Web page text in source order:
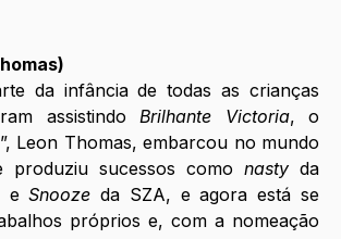
da infância de todas as crianças
assistindo Brilhante Victoria, o
Leon Thomas, embarcou no mundo
produziu sucessos como nasty da
e Snooze da SZA, e agora está se
próprios e, com a nomeação